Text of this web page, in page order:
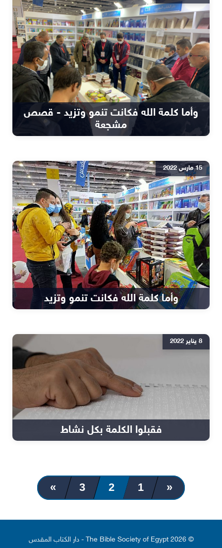
وأما كلمة الله فكانت تنمو وتزيد - قصص
مشجعة
15 مارس 2022
وأما كلمة الله فكانت تنمو وتزيد
8 يناير 2022
فقبلوا الكلمة بكل نشاط
«
1
2
3
»
© 2026 The Bible Society of Egypt - دار الكتاب المقدس